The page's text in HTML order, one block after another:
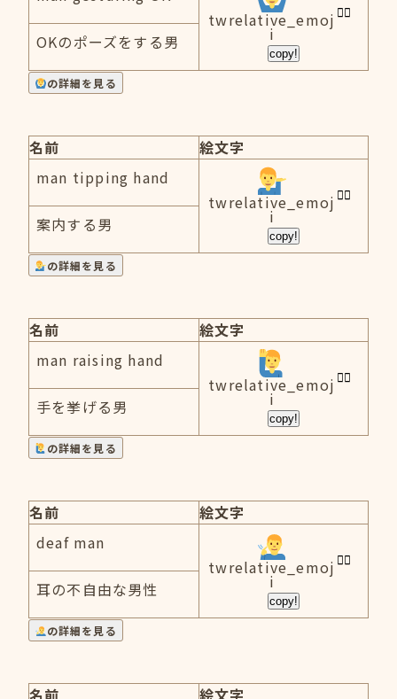
twrelative_emoj
i
copy!
OKのポーズをする男
の詳細を見る
名前
絵文字
man tipping hand
twrelative_emoj
i
copy!
案内する男
の詳細を見る
名前
絵文字
man raising hand
twrelative_emoj
i
copy!
手を挙げる男
の詳細を見る
名前
絵文字
deaf man
twrelative_emoj
i
copy!
耳の不自由な男性
の詳細を見る
名前 絵文字